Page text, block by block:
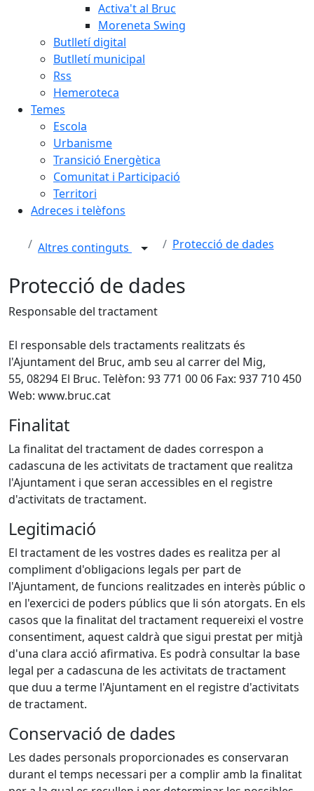
Activa't al Bruc
Moreneta Swing
Butlletí digital
Butlletí municipal
Rss
Hemeroteca
Temes
Escola
Urbanisme
Transició Energètica
Comunitat i Participació
Territori
Adreces i telèfons
Altres continguts Protecció de dades
Protecció de dades
Responsable del tractament
El responsable dels tractaments realitzats és
l'Ajuntament del Bruc, amb seu al carrer del Mig,
55, 08294 El Bruc. Telèfon: 93 771 00 06 Fax: 937 710 450
Web: www.bruc.cat
Finalitat
La finalitat del tractament de dades correspon a
cadascuna de les activitats de tractament que realitza
l'Ajuntament i que seran accessibles en el registre
d'activitats de tractament.
Legitimació
El tractament de les vostres dades es realitza per al
compliment d'obligacions legals per part de
l'Ajuntament, de funcions realitzades en interès públic o
en l'exercici de poders públics que li són atorgats. En els
casos que la finalitat del tractament requereixi el vostre
consentiment, aquest caldrà que sigui prestat per mitjà
d'una clara acció afirmativa. Es podrà consultar la base
legal per a cadascuna de les activitats de tractament
que duu a terme l'Ajuntament en el registre d'activitats
de tractament.
Conservació de dades
Les dades personals proporcionades es conservaran
durant el temps necessari per a complir amb la finalitat